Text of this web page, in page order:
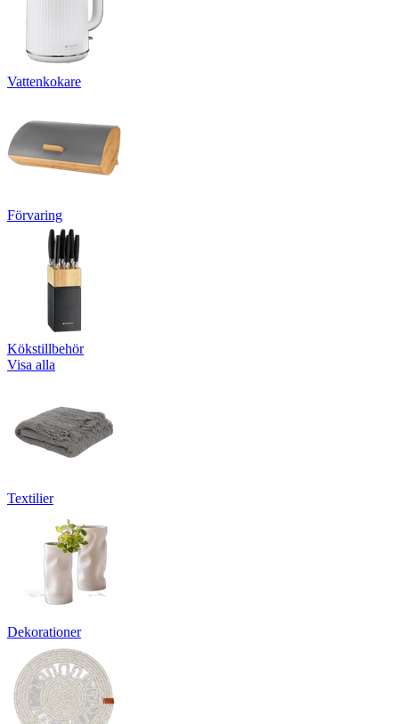
Vattenkokare
Förvaring
Kökstillbehör
Visa alla
Textilier
Dekorationer